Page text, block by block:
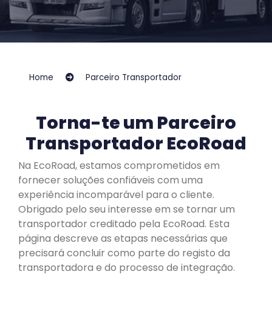
Home Parceiro Transportador
Torna-te um Parceiro
Transportador EcoRoad
Na EcoRoad, estamos comprometidos em
fornecer soluções confiáveis com uma
experiência incomparável para o cliente.
Obrigado pelo seu interesse em se tornar um
transportador creditado pela EcoRoad. Esta
página descreve as etapas necessárias que
precisará concluir como parte do registo da
transportadora e do processo de integração.